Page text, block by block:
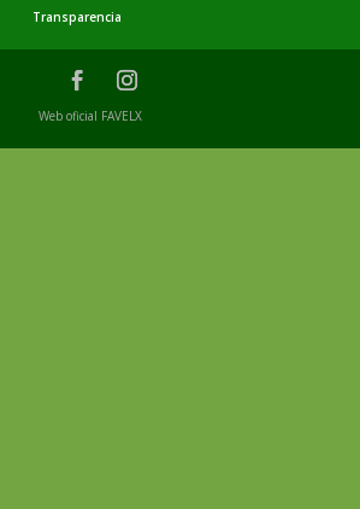
Transparencia
Web oficial FAVELX